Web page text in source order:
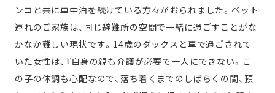
ンコと共に車中泊を続けている方々がおられました。ペット
連れのご家族は、同じ避難所の空間で一緒に過ごすことがな
かなか難しい現状です。14歳のダックスと車で過ごされて
いた女性は、『自身の親も介護が必要で一人にできない。こ
の子の体調も心配なので、落ち着くまでのしばらくの間、預